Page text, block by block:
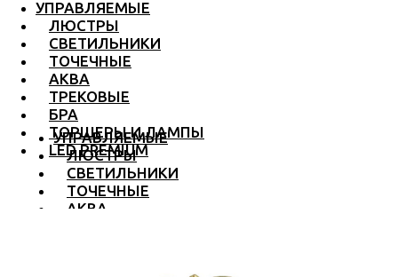
УПРАВЛЯЕМЫЕ
ЛЮСТРЫ
СВЕТИЛЬНИКИ
ТОЧЕЧНЫЕ
АКВА
ТРЕКОВЫЕ
БРА
ТОРШЕРЫ И ЛАМПЫ
LED PREMIUM
УПРАВЛЯЕМЫЕ
ЛЮСТРЫ
СВЕТИЛЬНИКИ
ТОЧЕЧНЫЕ
АКВА